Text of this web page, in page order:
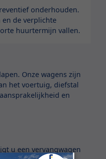
onderhouden.
de verplichte
huurtermijn vallen.
Onze wagens zijn
het voertuig, diefstal
en
u een vervangwagen